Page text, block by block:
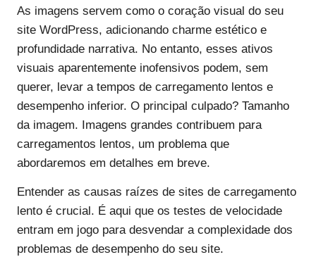
As imagens servem como o coração visual do seu
site WordPress, adicionando charme estético e
profundidade narrativa. No entanto, esses ativos
visuais aparentemente inofensivos podem, sem
querer, levar a tempos de carregamento lentos e
desempenho inferior. O principal culpado? Tamanho
da imagem. Imagens grandes contribuem para
carregamentos lentos, um problema que
abordaremos em detalhes em breve.
Entender as causas raízes de sites de carregamento
lento é crucial. É aqui que os testes de velocidade
entram em jogo para desvendar a complexidade dos
problemas de desempenho do seu site.